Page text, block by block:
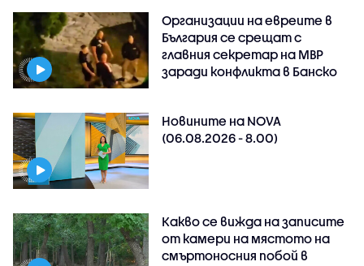
Организации на евреите в
България се срещат с
главния секретар на МВР
заради конфликта в Банско
Новините на NOVA
(06.08.2026 - 8.00)
Какво се вижда на записите
от камери на мястото на
смъртоносния побой в